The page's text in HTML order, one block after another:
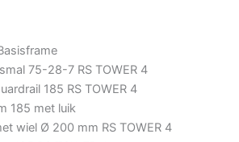
75-28-7 RS TOWER 4
185 RS TOWER 4
185 met luik
wiel Ø 200 mm RS TOWER 4